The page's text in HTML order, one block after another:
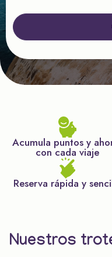
Acumula puntos y
con cada viaje
Reserva rápida y
Nuestros